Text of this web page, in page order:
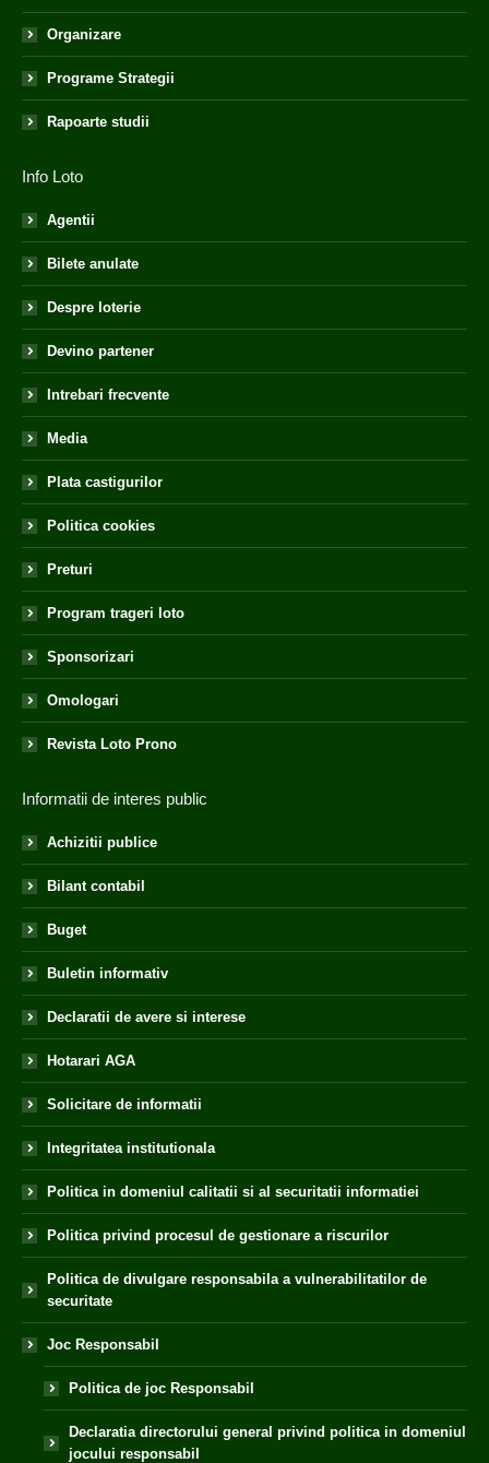
Organizare
Programe Strategii
Rapoarte studii
Info Loto
Agentii
Bilete anulate
Despre loterie
Devino partener
Intrebari frecvente
Media
Plata castigurilor
Politica cookies
Preturi
Program trageri loto
Sponsorizari
Omologari
Revista Loto Prono
Informatii de interes public
Achizitii publice
Bilant contabil
Buget
Buletin informativ
Declaratii de avere si interese
Hotarari AGA
Solicitare de informatii
Integritatea institutionala
Politica in domeniul calitatii si al securitatii informatiei
Politica privind procesul de gestionare a riscurilor
Politica de divulgare responsabila a vulnerabilitatilor de
securitate
Joc Responsabil
Politica de joc Responsabil
Declaratia directorului general privind politica in domeniul
jocului responsabil